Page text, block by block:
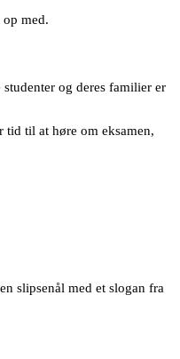
med.
og deres familier er
tid til at høre om eksamen,
slipsenål med et slogan fra